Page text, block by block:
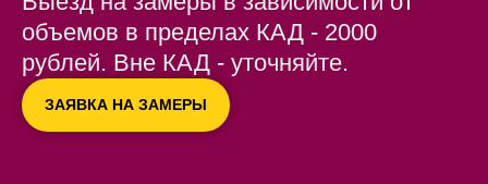
объемов в пределах КАД - 2000
рублей. Вне КАД - уточняйте.
ЗАЯВКА НА ЗАМЕРЫ